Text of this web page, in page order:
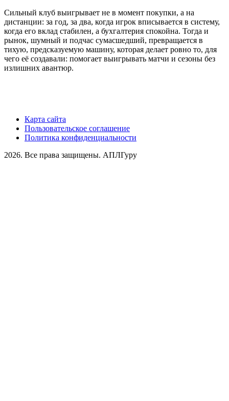
Сильный клуб выигрывает не в момент покупки, а на
дистанции: за год, за два, когда игрок вписывается в систему,
когда его вклад стабилен, а бухгалтерия спокойна. Тогда и
рынок, шумный и подчас сумасшедший, превращается в
тихую, предсказуемую машину, которая делает ровно то, для
чего её создавали: помогает выигрывать матчи и сезоны без
излишних авантюр.
Карта сайта
Пользовательское соглашение
Политика конфиденциальности
2026. Все права защищены. АПЛГуру